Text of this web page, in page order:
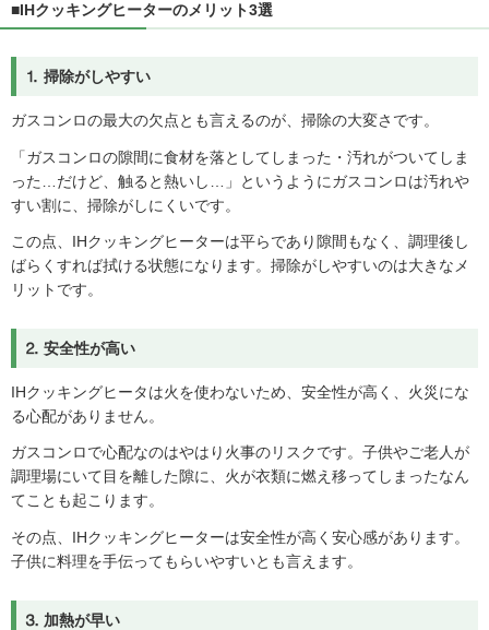
■IHクッキングヒーターのメリット3選
⒈ 掃除がしやすい
ガスコンロの最大の欠点とも言えるのが、掃除の大変さです。
「ガスコンロの隙間に食材を落としてしまった・汚れがついてしま
った…だけど、触ると熱いし…」というようにガスコンロは汚れや
すい割に、掃除がしにくいです。
この点、IHクッキングヒーターは平らであり隙間もなく、調理後し
ばらくすれば拭ける状態になります。掃除がしやすいのは大きなメ
リットです。
⒉ 安全性が高い
IHクッキングヒータは火を使わないため、安全性が高く、火災にな
る心配がありません。
ガスコンロで心配なのはやはり火事のリスクです。子供やご老人が
調理場にいて目を離した隙に、火が衣類に燃え移ってしまったなん
てことも起こります。
その点、IHクッキングヒーターは安全性が高く安心感があります。
子供に料理を手伝ってもらいやすいとも言えます。
⒊ 加熱が早い